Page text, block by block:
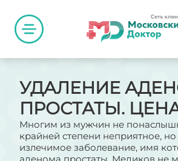
УДАЛЕНИЕ
ПРОСТАТЫ.
Многим из мужчин не
крайней степени неприятное,
излечимое заболевание, имя